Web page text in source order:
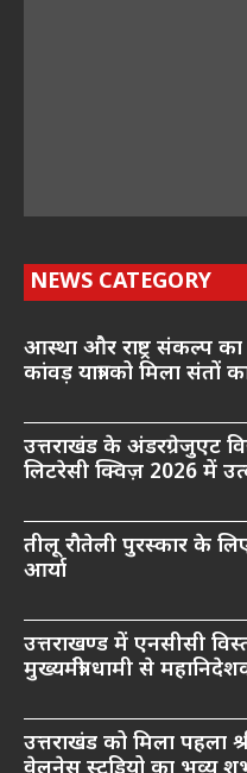
NEWS CATEGORY
आस्था और राष्ट्र संकल्प
कांवड़ यात्रा को मिला संतों
उत्तराखंड के अंडरग्रेजुएट
लिटरेसी क्विज़ 2026 में
तीलू रौतेली पुरस्कार के
आर्या
उत्तराखण्ड में एनसीसी
मुख्यमंत्री धामी से
उत्तराखंड को मिला पहला